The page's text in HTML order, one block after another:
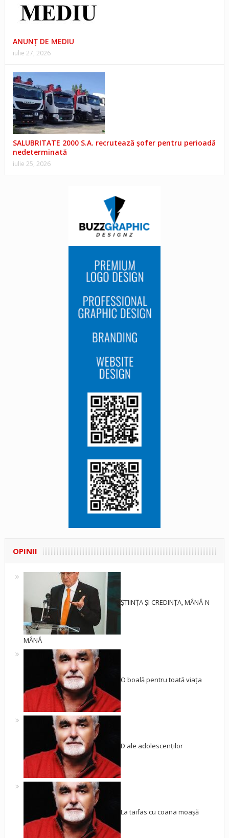
ANUNŢ DE MEDIU
iulie 27, 2026
SALUBRITATE 2000 S.A. recrutează șofer pentru perioadă
nedeterminată
iulie 25, 2026
OPINII
ȘTIINȚA ȘI CREDINȚA, MÂNĂ-N
MÂNĂ
O boală pentru toată viața
D'ale adolescenților
La taifas cu coana moașă